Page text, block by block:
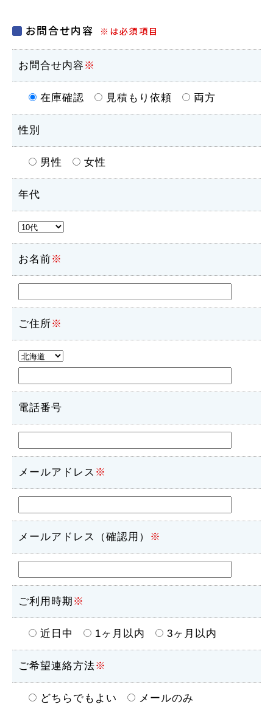
お問合せ内容 ※は必須項目
お問合せ内容 ※
在庫確認 見積もり依頼 両方
性別
男性 女性
年代
お名前※
ご住所※
電話番号
メールアドレス ※
メールアドレス（確認用） ※
ご利用時期 ※
近日中 1ヶ月以内 3ヶ月以内
ご希望連絡方法※
どちらでもよい メールのみ